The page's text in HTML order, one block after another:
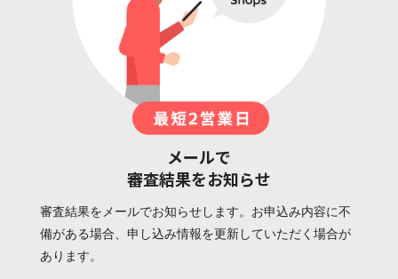
メールで
審査結果をお知らせ
審査結果をメールでお知らせします。お申込み内容に不
備がある場合、申し込み情報を更新していただく場合が
あります。